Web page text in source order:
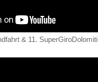
& 11. SuperGiroDolomiti